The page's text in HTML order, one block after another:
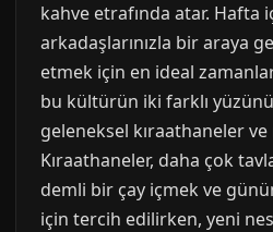
kahve etrafında atar. Hafta
arkadaşlarınızla bir araya
etmek için en ideal
bu kültürün iki farklı
geleneksel kıraathaneler
Kıraathaneler, daha çok
demli bir çay içmek ve
için tercih edilirken, yeni